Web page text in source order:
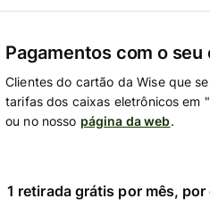
Pagamentos com o seu
Clientes do cartão da Wise que
tarifas dos caixas eletrônicos em
ou no nosso página da web.
1 retirada grátis por mês,